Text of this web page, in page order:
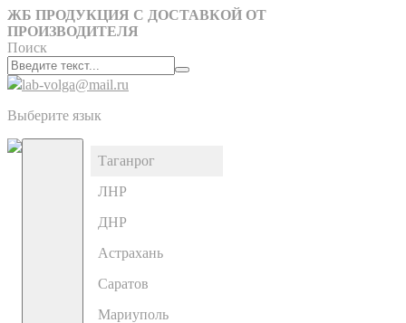
ЖБ ПРОДУКЦИЯ С ДОСТАВКОЙ ОТ
ПРОИЗВОДИТЕЛЯ
Поиск
lab-volga@mail.ru
Выберите язык
Таганрог
ЛНР
ДНР
Астрахань
Саратов
Мариуполь